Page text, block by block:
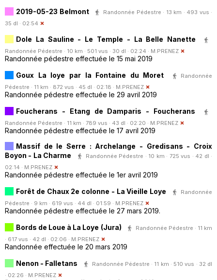
2019-05-23 Belmont
Randonnée Pédestre · 13 km · 493 vus ·
35 dl · 02:54
Dole La Sauline - Le Temple - La Belle Nanette
Randonnée Pédestre · 10 km · 501 vus · 30 dl · 02:24 · M.PRENEZ
Randonnée pédestre effectuée le 15 mai 2019
Goux La loye par la Fontaine du Moret
Randonnée
Pédestre · 11 km · 872 vus · 45 dl · 02:18 · M.PRENEZ
Randonnée pédestre effectuée le 29 avril 2019
Foucherans - Etang de Damparis - Foucherans
Randonnée Pédestre · 11 km · 789 vus · 43 dl · 02:20 · M.PRENEZ
Randonnée pédestre effectuée le 17 avril 2019
Massif de le Serre : Archelange - Gredisans - Croix
Boyon - La Charme
Randonnée Pédestre · 10 km · 725 vus · 42 dl ·
02:14 · M.PRENEZ
Randonnée pédestre effectuée le 1er avril 2019
Forêt de Chaux 2e colonne - La Vieille Loye
Randonnée
Pédestre · 9 km · 619 vus · 44 dl · 01:59 · M.PRENEZ
Randonnée pédestre effectuée le 27 mars 2019.
Bords de Loue à La Loye (Jura)
Randonnée Pédestre · 11 km
· 617 vus · 42 dl · 02:06 · M.PRENEZ
Randonnée effectuée le 20 mars 2019
Nenon - Falletans
Randonnée Pédestre · 11 km · 510 vus · 32 dl
· 02:26 · M.PRENEZ